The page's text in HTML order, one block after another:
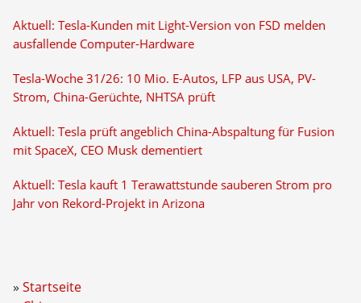
Aktuell: Tesla-Kunden mit Light-Version von FSD melden
ausfallende Computer-Hardware
Tesla-Woche 31/26: 10 Mio. E-Autos, LFP aus USA, PV-
Strom, China-Gerüchte, NHTSA prüft
Aktuell: Tesla prüft angeblich China-Abspaltung für Fusion
mit SpaceX, CEO Musk dementiert
Aktuell: Tesla kauft 1 Terawattstunde sauberen Strom pro
Jahr von Rekord-Projekt in Arizona
Startseite